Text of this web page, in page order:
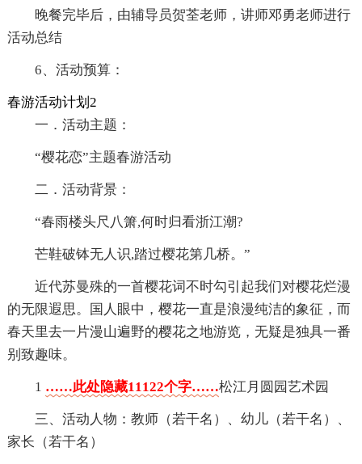
晚餐完毕后，由辅导员贺荃老师，讲师邓勇老师进行
活动总结
6、活动预算：
春游活动计划2
一．活动主题：
“樱花恋”主题春游活动
二．活动背景：
“春雨楼头尺八箫,何时归看浙江潮?
芒鞋破钵无人识,踏过樱花第几桥。”
近代苏曼殊的一首樱花词不时勾引起我们对樱花烂漫
的无限遐思。国人眼中，樱花一直是浪漫纯洁的象征，而
春天里去一片漫山遍野的樱花之地游览，无疑是独具一番
别致趣味。
1 ……此处隐藏11122个字……松江月圆园艺术园
三、活动人物：教师（若干名）、幼儿（若干名）、
家长（若干名）